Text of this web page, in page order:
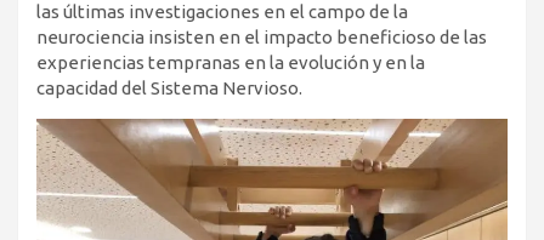
las últimas investigaciones en el campo de la
neurociencia insisten en el impacto beneficioso de las
experiencias tempranas en la evolución y en la
capacidad del Sistema Nervioso.